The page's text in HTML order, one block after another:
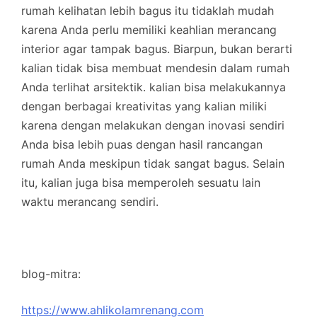
rumah kelihatan lebih bagus itu tidaklah mudah
karena Anda perlu memiliki keahlian merancang
interior agar tampak bagus. Biarpun, bukan berarti
kalian tidak bisa membuat mendesin dalam rumah
Anda terlihat arsitektik. kalian bisa melakukannya
dengan berbagai kreativitas yang kalian miliki
karena dengan melakukan dengan inovasi sendiri
Anda bisa lebih puas dengan hasil rancangan
rumah Anda meskipun tidak sangat bagus. Selain
itu, kalian juga bisa memperoleh sesuatu lain
waktu merancang sendiri.
blog-mitra:
https://www.ahlikolamrenang.com